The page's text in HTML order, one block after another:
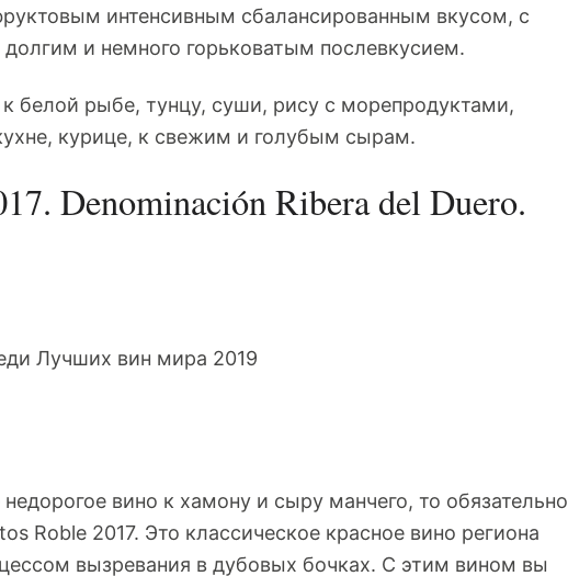
интенсивным сбалансированным вкусом, с
и немного горьковатым послевкусием.
белой рыбе, тунцу, суши, рису с морепродуктами,
курице, к свежим и голубым сырам.
Denominación Ribera del Duero.
вино к хамону и сыру манчего, то обязательно
Roble 2017. Это классическое красное вино региона
вызревания в дубовых бочках. С этим вином вы